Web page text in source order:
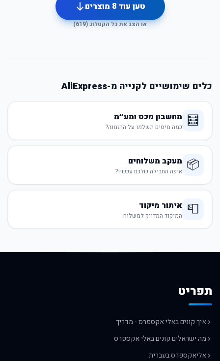
טען עוד8 מוצרים
או הצג את כל הקטלוג (619
)
כלים שימושיים לקנייה מ-AliExpress
🧮 מחשבון מכס ומע״מ
כמה מיסים תשלמו על ההזמנה?
📦 מעקב משלוחים
איפה החבילה שלכם עכשיו?
📮 איתור מיקוד
המיקוד המדויק למשלוח
תפריט
איך קונים באלי אקספרס - מדריך
מה ישראלים קונים באלי אקספרס
אליאקספרס בעברית